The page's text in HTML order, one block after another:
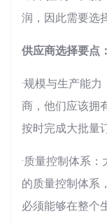
润，因此需要选
供应商选择要点：
·规模与生产能
商，他们应该拥
按时完成大批量
·质量控制体系
的质量控制体系
必须能够在整个